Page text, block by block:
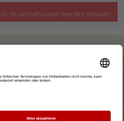
10 Veranstaltungen werden geladen